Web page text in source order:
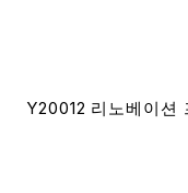
Y20012 리노베이션